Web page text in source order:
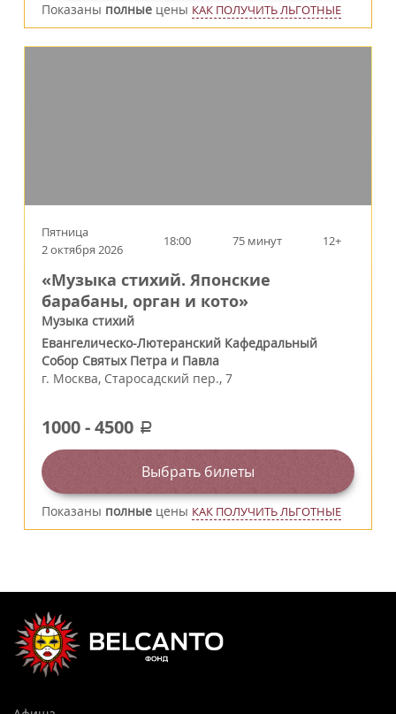
Показаны полные цены КАК ПОЛУЧИТЬ ЛЬГОТНЫЕ
Пятница
2 октября 2026
18:00 75 минут 12+
«Музыка стихий. Японские
барабаны, орган и кото»
Музыка стихий
Евангелическо-Лютеранский Кафедральный
Собор Святых Петра и Павла
г. Москва, Старосадский пер., 7
1000-4500 a
Выбрать билеты
Показаны полные цены КАК ПОЛУЧИТЬ ЛЬГОТНЫЕ